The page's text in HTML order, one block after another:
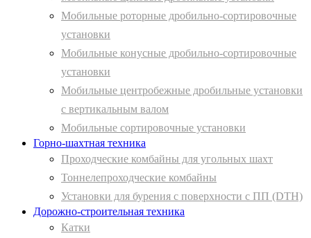
Мобильные роторные дробильно-сортировочные
установки
Мобильные конусные дробильно-сортировочные
установки
Мобильные центробежные дробильные установки
с вертикальным валом
Мобильные сортировочные установки
Горно-шахтная техника
Проходческие комбайны для угольных шахт
Тоннелепроходческие комбайны
Установки для бурения с поверхности с ПП (DTH)
Дорожно-строительная техника
Катки